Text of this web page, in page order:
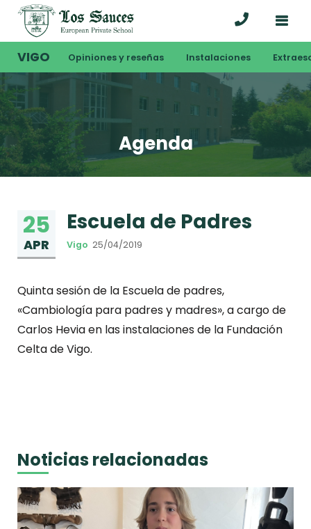
VIGO Opiniones y reseñas Instalaciones
Agenda
25
APR
Escuela de Padres
Vigo 25/04/2019
Quinta sesión de la Escuela de padres,
«Cambiología para padres y madres», a cargo de
Carlos Hevia en las instalaciones de la Fundación
Celta de Vigo.
Noticias relacionadas